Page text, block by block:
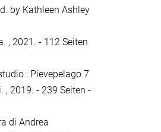
by Kathleen Ashley
, 2021. - 112 Seiten
: Pievepelago 7
2019. - 239 Seiten -
di Andrea